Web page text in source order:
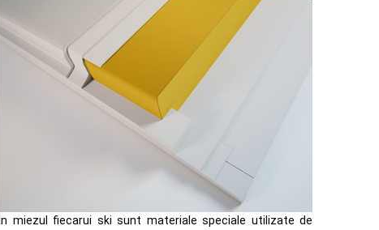
In miezul fiecarui ski sunt materiale speciale utilizate de